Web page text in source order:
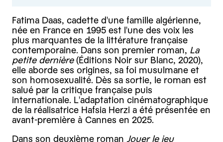
Fatima Daas, cadette d'une famille algérienne,
née en France en 1995 est l'une des voix les
plus marquantes de la littérature française
contemporaine. Dans son premier roman, La
petite dernière(Éditions Noir sur Blanc, 2020),
elle aborde ses origines, sa foi musulmane et
son homosexualité. Dès sa sortie, le roman est
salué par la critique française puis
internationale. L'adaptation cinématographique
de la réalisatrice Hafsia Herzi a été présentée en
avant-première à Cannes en 2025.
Dans son deuxième roman Jouer le jeu